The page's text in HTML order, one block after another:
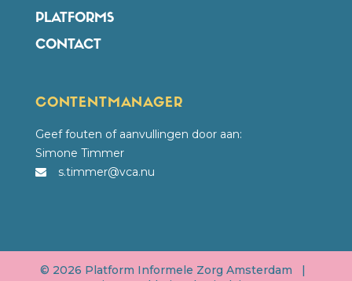
PLATFORMS
CONTACT
CONTENTMANAGER
Geef fouten of aanvullingen door aan:
Simone Timmer
s.timmer@vca.nu
© 2026 Platform Informele Zorg Amsterdam |